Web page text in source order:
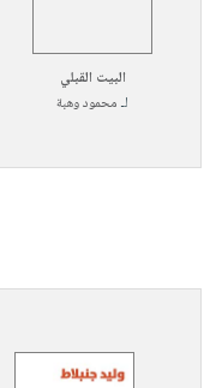
البيت القبلي
لـمحمود وهبة